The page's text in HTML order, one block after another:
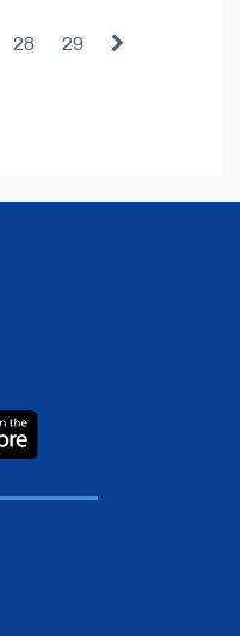
28 29